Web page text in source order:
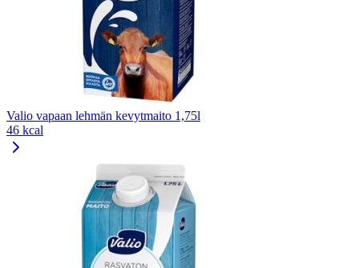
Valio vapaan lehmän kevytmaito 1,75l
46 kcal